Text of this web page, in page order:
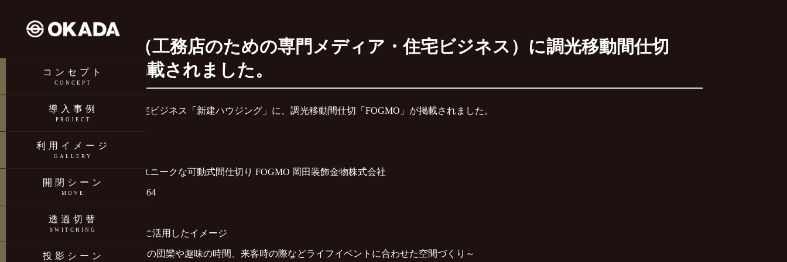
コンセプト
CONCEPT
導入事例
PROJECT
利用イメージ
GALLERY
開閉シーン
MOVE
透過切替
SWITCHING
投影シーン
新建ハウジング（工務店のための専門メディア・住宅ビジネス）に調光移動間仕切
「FOGMO」が掲載されました。
工務店のための専門メディア・住宅ビジネス「新建ハウジング」 に、調光移動間仕切「FOGMO」が掲載されました。
▼ 掲載ページ
透明・不透明が瞬時に切り替わるユニークな可動式間仕切り FOGMO 岡田装飾金物株式会社
https://www.s-housing.jp/archives/373064
▼ 掲載された注文住宅などの自宅に活用したイメージ
FOGMO利用事例「自宅」～家族との団欒や趣味の時間、来客時の際などライフイベントに合わせた空間づくり～